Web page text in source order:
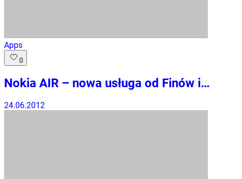
Apps
0
Nokia AIR – nowa usługa od Finów i…
24.06.2012